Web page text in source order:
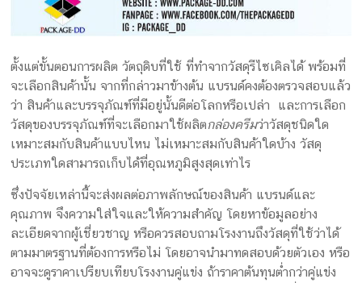
ตั้งแต่ขั้นตอนการผลิต วัตถุดิบที่ใช้ ที่ทำจากวัสดุรีไซเคิลได้ พร้อมที่
จะเลือกสินค้านั้น จากที่กล่าวมาข้างต้น แบรนด์คงต้องตรวจสอบแล้ว
ว่า สินค้าและบรรจุภัณฑ์ที่มีอยู่นั้นดีต่อโลกหรือเปล่า และการเลือก
วัสดุของบรรจุภัณฑ์ที่จะเลือกมาใช้ผลิตกล่องครีมว่าวัสดุชนิดใด
เหมาะสมกับสินค้าแบบไหน ไม่เหมาะสมกับสินค้าใดบ้าง วัสดุ
ประเภทใดสามารถเก็บได้ที่อุณหภูมิสูงสุดเท่าไร
ซึ่งปัจจัยเหล่านี้จะส่งผลต่อภาพลักษณ์ของสินค้า แบรนด์และ
คุณภาพ จึงความใส่ใจและให้ความสำคัญ โดยหาข้อมูลอย่าง
ละเอียดจากผู้เชี่ยวชาญ หรือควรสอบถามโรงงานถึงวัสดุที่ใช้ว่าได้
ตามมาตรฐานที่ต้องการหรือไม่ โดยอาจนำมาทดสอบด้วยตัวเอง หรือ
อาจจะดูราคาเปรียบเทียบโรงงานคู่แข่ง ถ้าราคาต้นทุนต่ำกว่าคู่แข่ง